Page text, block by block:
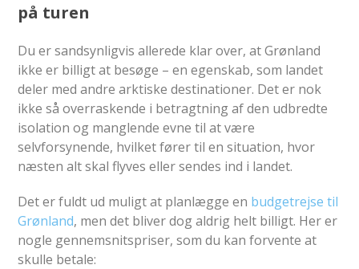
på turen
Du er sandsynligvis allerede klar over, at Grønland
ikke er billigt at besøge – en egenskab, som landet
deler med andre arktiske destinationer. Det er nok
ikke så overraskende i betragtning af den udbredte
isolation og manglende evne til at være
selvforsynende, hvilket fører til en situation, hvor
næsten alt skal flyves eller sendes ind i landet.
Det er fuldt ud muligt at planlægge en budgetrejse til
Grønland, men det bliver dog aldrig helt billigt. Her er
nogle gennemsnitspriser, som du kan forvente at
skulle betale: